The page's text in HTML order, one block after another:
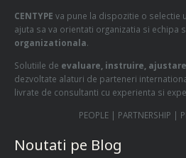
CENTYPE va pune la dispozitie o selectie
ajuta sa va orientati organizatia si echipa
organizationala.
Solutiile de evaluare, instruire,
dezvoltate alaturi de parteneri
livrate de consultanti cu experienta si
PEOPLE | PARTNERSHIP |
Noutati pe Blog